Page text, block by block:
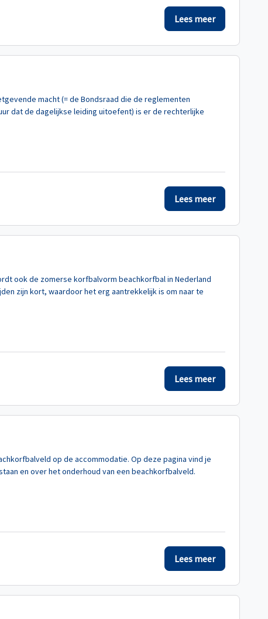
Lees meer
macht (= de Bondsraad die de reglementen
dat de dagelijkse leiding uitoefent) is er de rechterlijke
Lees meer
ook de zomerse korfbalvorm beachkorfbal in Nederland
zijn kort, waardoor het erg aantrekkelijk is om naar te
Lees meer
op de accommodatie. Op deze pagina vind je
en over het onderhoud van een beachkorfbalveld.
Lees meer